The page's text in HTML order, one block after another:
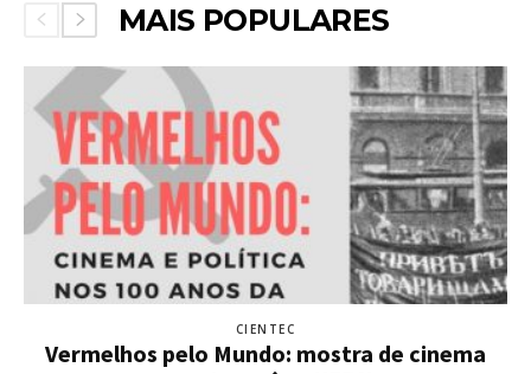
MAIS POPULARES
CIENTEC
Vermelhos pelo Mundo: mostra de cinema